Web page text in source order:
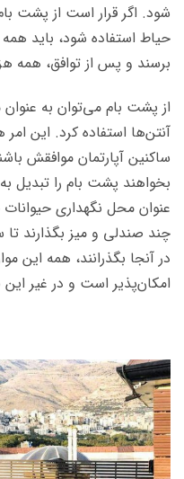
شود. اگر قرار است از پشت
حیاط استفاده شود، باید
برسند و پس از توافق، همه
از پشت بام می‌توان به
آنتن‌ها استفاده کرد. این
ساکنین آپارتمان موافقش
بخواهند پشت بام را تبدیل
عنوان محل نگهداری
چند صندلی و میز بگذارند تا
در آنجا بگذرانند، همه این
امکان‌پذیر است و در غیر